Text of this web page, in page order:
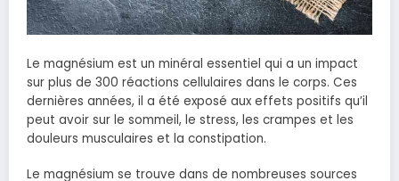
Le magnésium est un minéral essentiel qui a un impact
sur plus de 300 réactions cellulaires dans le corps. Ces
dernières années, il a été exposé aux effets positifs qu’il
peut avoir sur le sommeil, le stress, les crampes et les
douleurs musculaires et la constipation.
Le magnésium se trouve dans de nombreuses sources